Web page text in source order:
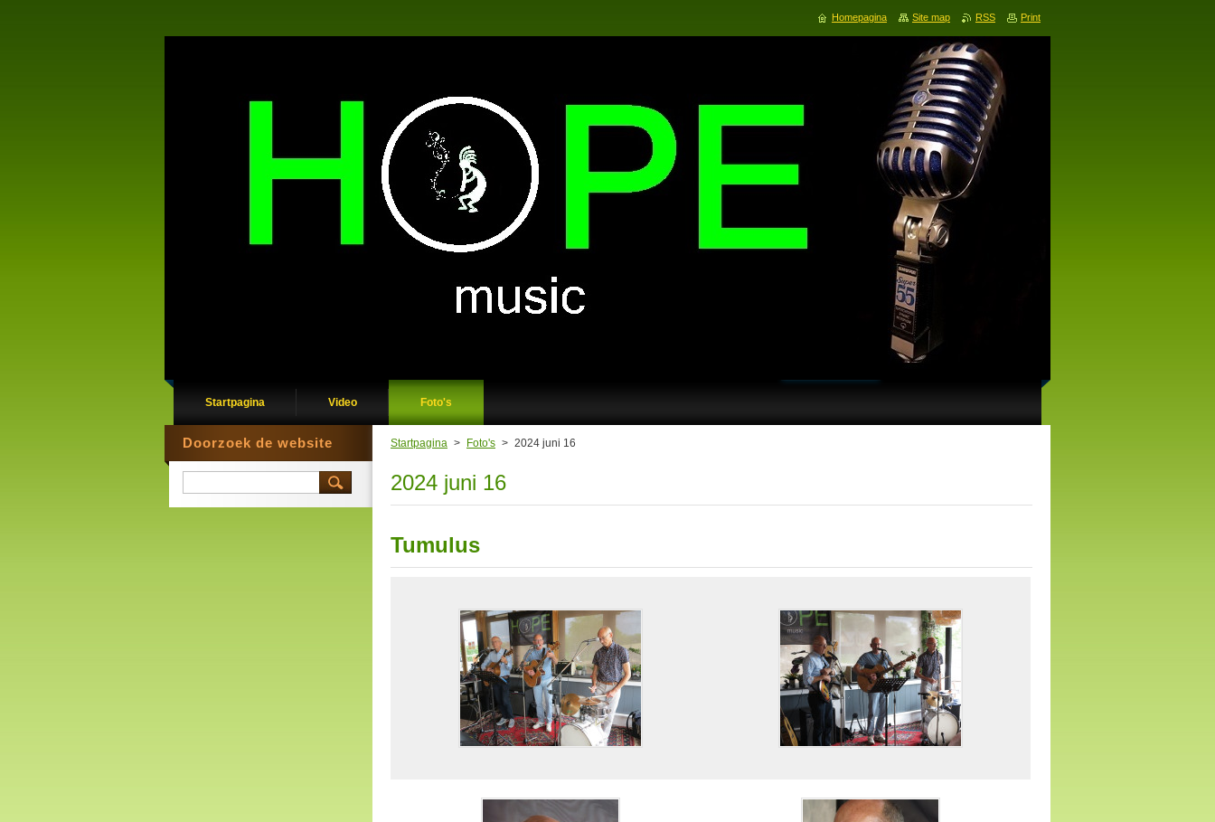
Startpagina Video Foto's
Startpagina > Foto's > 2024 juni 16
2024 juni 16
Tumulus
Doorzoek de website
Homepagina Site map RSS Print